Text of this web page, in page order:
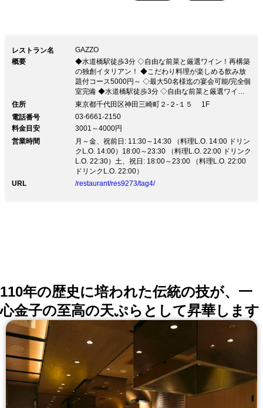
レストラン名
GAZZO
概要
◆水道橋駅徒歩3分 ◇自由な前菜と厳選ワイン！再構築
の独創イタリアン！ ◆こだわり料理が楽しめる飲み放
題付コース5000円～ ◇最大50名様迄の宴会可能/完全個
室完備 ◆水道橋駅徒歩3分 ◇自由な前菜と厳選ワイ
ン！再構築の独創イタリアン！ ◆こだわり料理が楽し
可能/完全個室完備【何を食べてもオイシイ】をモット
ーにゴキゲンシェフが調理法を再構築！ ■シェフの手掛
けるスパイス＆ブッチャーズな料理をご堪能下さい！ ■
ソムリエ在中!お客様の好みに合わせてワインをナビゲ
ート！ ■記念日、送別会、接待等様々な用途に対応可
能！ ■8名～15名様まで使える秘密の地下個室も完備！
■肩肘張らずに楽しめる自由な空間と陽気なスタッフが
住所
東京都千代田区神田三崎町２-２-１５ 1F
電話番号
03-6661-2150
料金目安
3001～4000円
営業時間
月～金、祝前日: 11:30～14:30 （料理L.O. 14:00 ドリン
クL.O. 14:00）18:00～23:30 （料理L.O. 22:00 ドリンク
L.O. 22:30）土、祝日: 18:00～23:00 （料理L.O. 22:00
ドリンクL.O. 22:00）
URL
/restaurant/res9273/tag4/
110年の歴史に培われた伝統の技が、一
心金子の至高の天ぷらとして昇華します